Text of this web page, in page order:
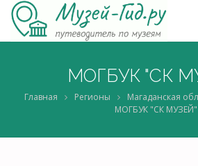
МОГБУК "СК
Главная Регионы Магаданская
МОГБУК "СК МУЗЕЙ"